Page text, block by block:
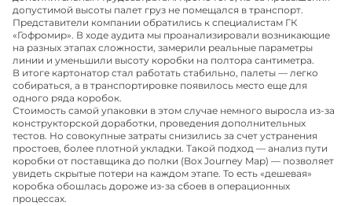
допустимой высоты палет груз не помещался в транспорт.
Представители компании обратились к специалистам ГК
«Гофромир». В ходе аудита мы проанализировали возникающие
на разных этапах сложности, замерили реальные параметры
линии и уменьшили высоту коробки на полтора сантиметра.
В итоге картонатор стал работать стабильно, палеты — легко
собираться, а в транспортировке появилось место еще для
одного ряда коробок.
Стоимость самой упаковки в этом случае немного выросла из-за
конструкторской доработки, проведения дополнительных
тестов. Но совокупные затраты снизились за счет устранения
простоев, более плотной укладки. Такой подход — анализ пути
коробки от поставщика до полки (Box Journey Map) — позволяет
увидеть скрытые потери на каждом этапе. То есть «дешевая»
коробка обошлась дороже из-за сбоев в операционных
процессах.